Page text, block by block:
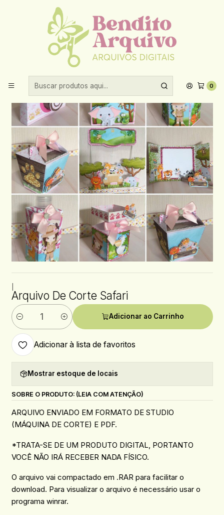
0
Aproveite 10% de desconto ao comprar acima de R$30,00!
Início Festas prontas Arquivo De Corte Safari
Arquivo De Corte Safari
Quantidade
Adicionar ao Carrinho
Adicionar à lista de favoritos
Mostrar estoque de locais
SOBRE O PRODUTO: (LEIA COM ATENÇÃO)
ARQUIVO ENVIADO EM FORMATO DE STUDIO
(MÁQUINA DE CORTE) E PDF.
*TRATA-SE DE UM PRODUTO DIGITAL, PORTANTO
VOCÊ NÃO IRÁ RECEBER NADA FÍSICO.
O arquivo vai compactado em .RAR para facilitar o
download. Para visualizar o arquivo é necessário usar o
programa winrar.